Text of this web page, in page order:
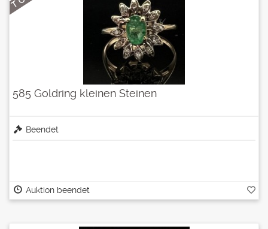
585 Goldring kleinen Steinen
Beendet
Auktion beendet